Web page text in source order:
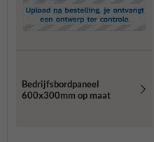
Bedrijfsbordpaneel
600x300mm op maat